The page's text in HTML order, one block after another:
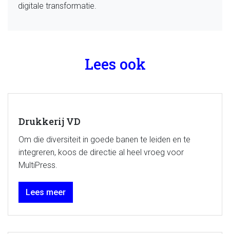
digitale transformatie.
Lees ook
Drukkerij VD
Om die diversiteit in goede banen te leiden en te
integreren, koos de directie al heel vroeg voor
MultiPress.
Lees meer